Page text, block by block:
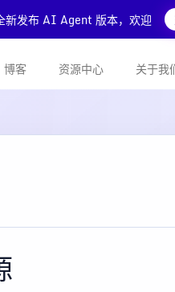
新发布 AI Agent 版本，欢迎
博客 资源中心 关于我